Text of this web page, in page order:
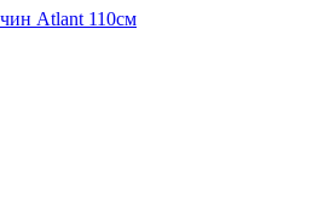
Atlant 110см